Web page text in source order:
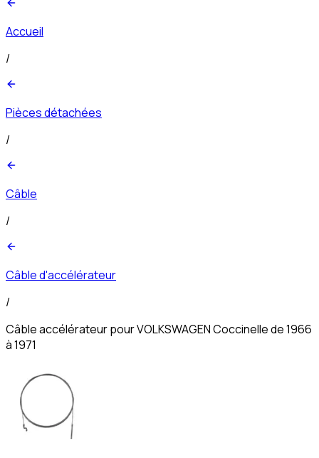
Accueil
/
Pièces détachées
/
Câble
/
Câble d'accélérateur
/
Câble accélérateur pour VOLKSWAGEN Coccinelle de 1966
à 1971